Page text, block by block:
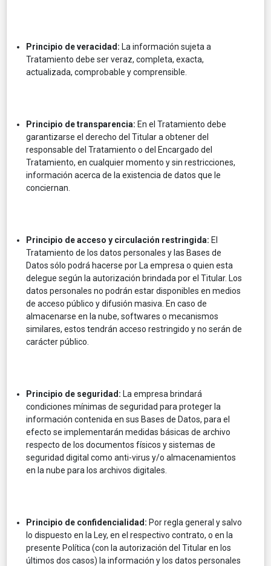
Principio de veracidad: La información sujeta a
Tratamiento debe ser veraz, completa, exacta,
actualizada, comprobable y comprensible.
Principio de transparencia: En el Tratamiento debe
garantizarse el derecho del Titular a obtener del
responsable del Tratamiento o del Encargado del
Tratamiento, en cualquier momento y sin restricciones,
información acerca de la existencia de datos que le
conciernan.
Principio de acceso y circulación restringida: El
Tratamiento de los datos personales y las Bases de
Datos sólo podrá hacerse por La empresa o quien esta
delegue según la autorización brindada por el Titular. Los
datos personales no podrán estar disponibles en medios
de acceso público y difusión masiva. En caso de
almacenarse en la nube, softwares o mecanismos
similares, estos tendrán acceso restringido y no serán de
carácter público.
Principio de seguridad: La empresa brindará
condiciones mínimas de seguridad para proteger la
información contenida en sus Bases de Datos, para el
efecto se implementarán medidas básicas de archivo
respecto de los documentos físicos y sistemas de
seguridad digital como anti-virus y/o almacenamientos
en la nube para los archivos digitales.
Principio de confidencialidad: Por regla general y salvo
lo dispuesto en la Ley, en el respectivo contrato, o en la
presente Política (con la autorización del Titular en los
últimos dos casos) la información y los datos personales